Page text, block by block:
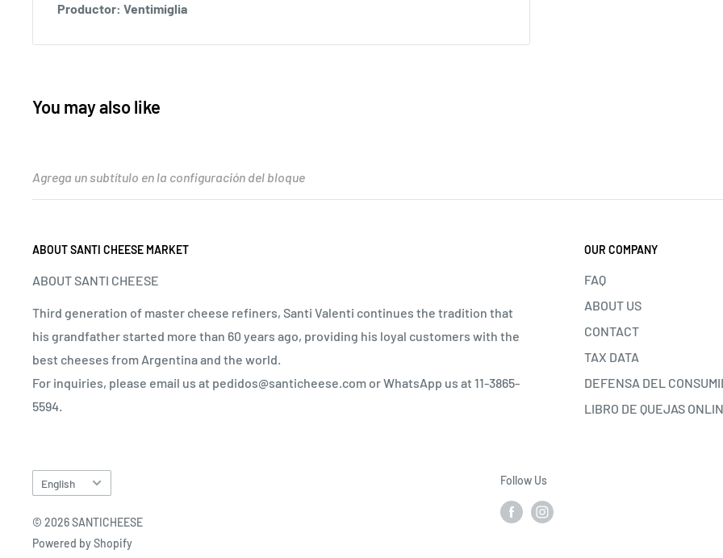
Productor: Ventimiglia
You may also like
Agrega un subtítulo en la configuración del bloque
ABOUT SANTI CHEESE MARKET
ABOUT SANTI CHEESE
Third generation of master cheese refiners, Santi Valenti continues the tradition that
his grandfather started more than 60 years ago, providing his loyal customers with the
best cheeses from Argentina and the world.
For inquiries, please email us at pedidos@santicheese.com or WhatsApp us at 11-3865-
5594.
OUR COMPANY
FAQ
ABOUT US
CONTACT
TAX DATA
DEFENSA DEL
LIBRO DE QUEJAS
Language
English
© 2026 SANTICHEESE
Powered by Shopify
Follow Us